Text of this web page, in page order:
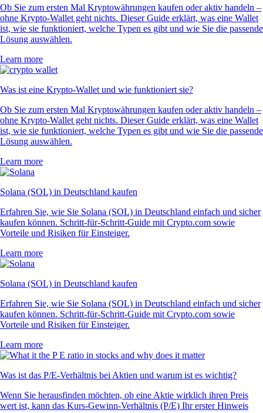
Ob Sie zum ersten Mal Kryptowährungen kaufen oder aktiv handeln –
ohne Krypto-Wallet geht nichts. Dieser Guide erklärt, was eine Wallet
ist, wie sie funktioniert, welche Typen es gibt und wie Sie die passende
Lösung auswählen.
Learn more
Was ist eine Krypto-Wallet und wie funktioniert sie?
Ob Sie zum ersten Mal Kryptowährungen kaufen oder aktiv handeln –
ohne Krypto-Wallet geht nichts. Dieser Guide erklärt, was eine Wallet
ist, wie sie funktioniert, welche Typen es gibt und wie Sie die passende
Lösung auswählen.
Learn more
Solana (SOL) in Deutschland kaufen
Erfahren Sie, wie Sie Solana (SOL) in Deutschland einfach und sicher
kaufen können. Schritt-für-Schritt-Guide mit Crypto.com sowie
Vorteile und Risiken für Einsteiger.
Learn more
Solana (SOL) in Deutschland kaufen
Erfahren Sie, wie Sie Solana (SOL) in Deutschland einfach und sicher
kaufen können. Schritt-für-Schritt-Guide mit Crypto.com sowie
Vorteile und Risiken für Einsteiger.
Learn more
Was ist das P/E-Verhältnis bei Aktien und warum ist es wichtig?
Wenn Sie herausfinden möchten, ob eine Aktie wirklich ihren Preis
wert ist, kann das Kurs-Gewinn-Verhältnis (P/E) Ihr erster Hinweis